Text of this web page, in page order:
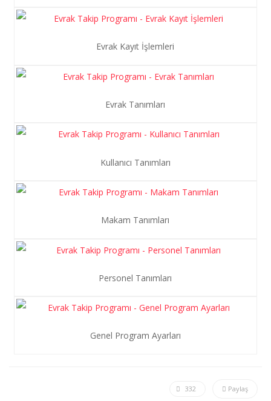
Evrak Kayıt İşlemleri
Evrak Tanımları
Kullanıcı Tanımları
Makam Tanımları
Personel Tanımları
Genel Program Ayarları
332 Paylaş